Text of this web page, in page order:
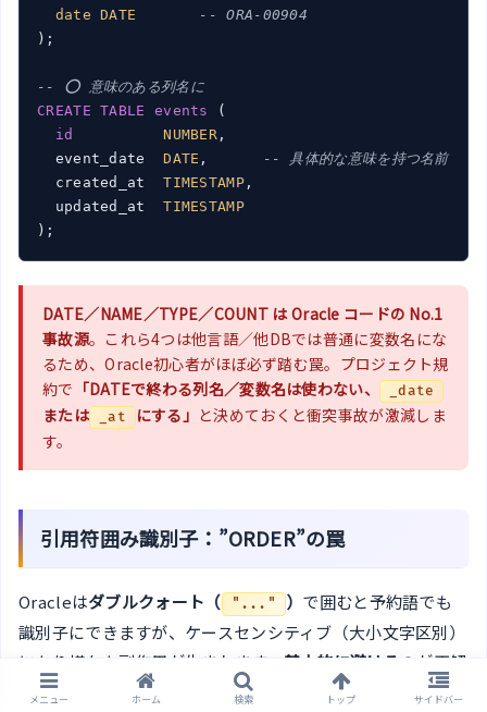
date
DATE
-- ORA-00904
);
-- ⭕ 意味のある列名に
CREATE
TABLE events
(
id
NUMBER ,
  event_date
DATE ,
-- 具体的な意味を持つ名前
  created_at
TIMESTAMP,
  updated_at
TIMESTAMP
DATE／NAME／TYPE／COUNT は Oracle コードの No.1
事故源。これら4つは他言語／他DBでは普通に変数名にな
るため、Oracle初心者がほぼ必ず踏む罠。プロジェクト規
約で 「DATEで終わる列名／変数名は使わない、 _date
または _at にする」 と決めておくと衝突事故が激減しま
す。
引用符囲み識別子：”ORDER”の罠
Oracleはダブルクォート（ "..." ） で囲むと予約語でも
識別子にできますが、ケースセンシティブ（大小文字区別）
になり様々な副作用が生まれます。 基本的に避ける のが正解
です。
メニュー ホーム 検索 トップ サイドバー